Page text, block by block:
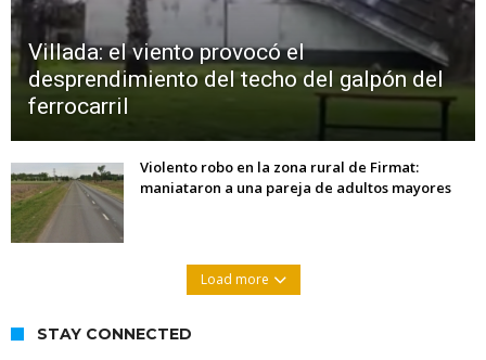
Villada: el viento provocó el
desprendimiento del techo del galpón del
ferrocarril
Violento robo en la zona rural de Firmat:
maniataron a una pareja de adultos mayores
Load more
STAY CONNECTED